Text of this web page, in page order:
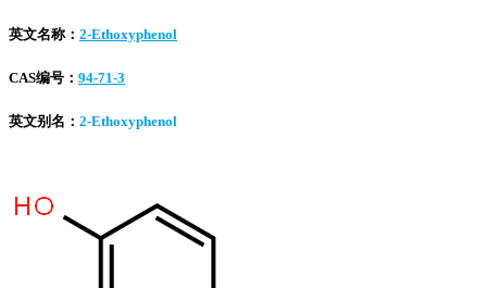
英文名称： 2-Ethoxyphenol
CAS编号： 94-71-3
英文别名： 2-Ethoxyphenol